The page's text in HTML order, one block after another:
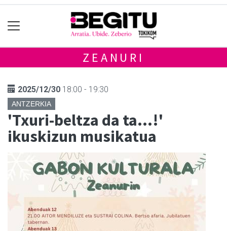
ZEANURI
2025/12/30 18:00 - 19:30
ANTZERKIA
'Txuri-beltza da ta...!'
ikuskizun musikatua